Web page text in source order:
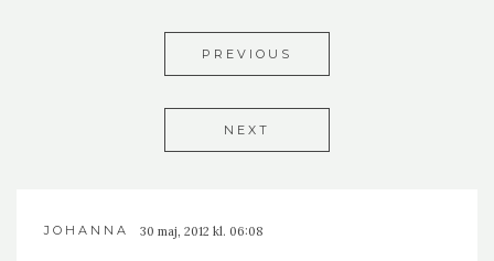
PREVIOUS
NEXT
JOHANNA 30 maj, 2012 kl. 06:08